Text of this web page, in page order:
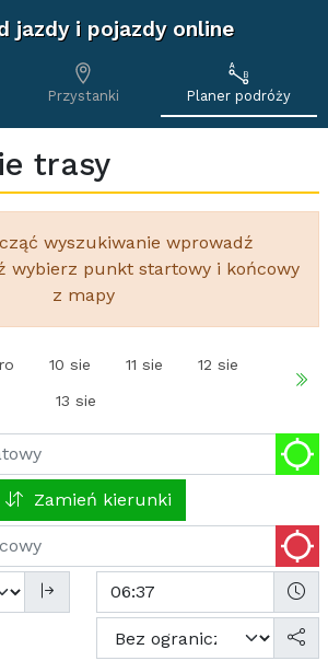
jazdy i pojazdy online
Przystanki Planer podróży
trasy
wyszukiwanie wprowadź
wybierz punkt startowy i końcowy
z mapy
10 sie 11 sie 12 sie
13 sie
Zamień kierunki